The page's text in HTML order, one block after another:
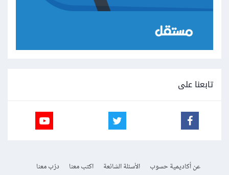
تابعنا على
عن أكاديمية حسوب الأسئلة الشائعة اكتب معنا
درّب معنا